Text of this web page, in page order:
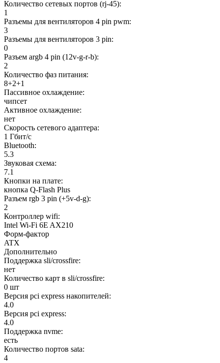
Количество сетевых портов (rj-45):
1
Разъемы для вентиляторов 4 pin pwm:
3
Разъемы для вентиляторов 3 pin:
0
Разъем argb 4 pin (12v-g-r-b):
2
Количество фаз питания:
8+2+1
Пассивное охлаждение:
чипсет
Активное охлаждение:
нет
Скорость сетевого адаптера:
1 Гбит/с
Bluetooth:
5.3
Звуковая схема:
7.1
Кнопки на плате:
кнопка Q-Flash Plus
Разъем rgb 3 pin (+5v-d-g):
2
Контроллер wifi:
Intel Wi-Fi 6E AX210
Форм-фактор
ATX
Дополнительно
Поддержка sli/crossfire:
нет
Количество карт в sli/crossfire:
0 шт
Версия pci express накопителей:
4.0
Версия pci express:
4.0
Поддержка nvme:
есть
Количество портов sata:
4